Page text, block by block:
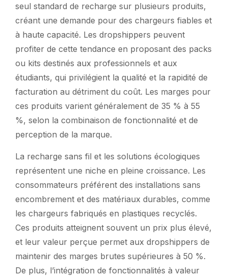
seul standard de recharge sur plusieurs produits,
créant une demande pour des chargeurs fiables et
à haute capacité. Les dropshippers peuvent
profiter de cette tendance en proposant des packs
ou kits destinés aux professionnels et aux
étudiants, qui privilégient la qualité et la rapidité de
facturation au détriment du coût. Les marges pour
ces produits varient généralement de 35 % à 55
%, selon la combinaison de fonctionnalité et de
perception de la marque.
La recharge sans fil et les solutions écologiques
représentent une niche en pleine croissance. Les
consommateurs préférent des installations sans
encombrement et des matériaux durables, comme
les chargeurs fabriqués en plastiques recyclés.
Ces produits atteignent souvent un prix plus élevé,
et leur valeur perçue permet aux dropshippers de
maintenir des marges brutes supérieures à 50 %.
De plus, l’intégration de fonctionnalités à valeur